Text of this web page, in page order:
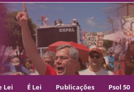
Lei É Lei Publicações Psol 50